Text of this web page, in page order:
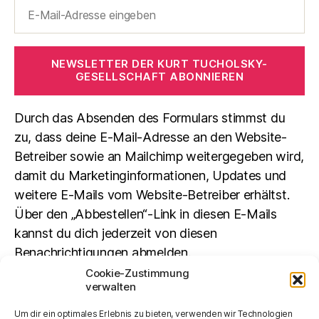
Cookie-Zustimmung
verwalten
Um dir ein optimales Erlebnis zu bieten, verwenden wir Technologien
NEWSLETTER DER KURT TUCHOLSKY-
GESELLSCHAFT ABONNIEREN
Durch das Absenden des Formulars stimmst du
zu, dass deine E-Mail-Adresse an den Website-
Betreiber sowie an Mailchimp weitergegeben wird,
damit du Marketinginformationen, Updates und
weitere E-Mails vom Website-Betreiber erhältst.
Über den „Abbestellen“-Link in diesen E-Mails
kannst du dich jederzeit von diesen
Benachrichtigungen abmelden.